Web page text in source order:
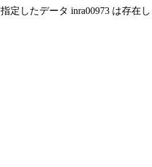
指定したデータ inra00973 は存在